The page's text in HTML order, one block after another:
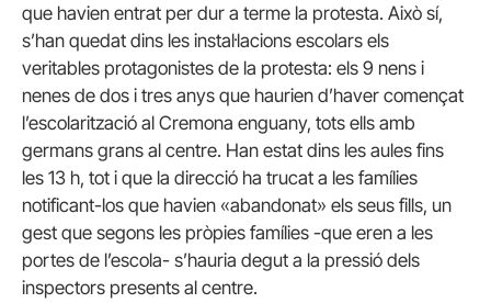
que havien entrat per dur a terme la protesta. Això sí,
s’han quedat dins les instal·lacions escolars els
veritables protagonistes de la protesta: els 9 nens i
nenes de dos i tres anys que haurien d’haver començat
l’escolarització al Cremona enguany, tots ells amb
germans grans al centre. Han estat dins les aules fins
les 13 h, tot i que la direcció ha trucat a les famílies
notificant-los que havien «abandonat» els seus fills, un
gest que segons les pròpies famílies -que eren a les
portes de l’escola- s’hauria degut a la pressió dels
inspectors presents al centre.